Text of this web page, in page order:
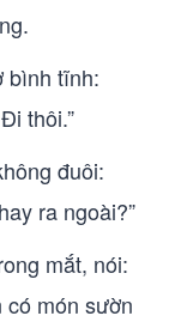
bình tĩnh:
thôi.”
đuôi:
ra ngoài?”
mắt, nói:
có món sườn